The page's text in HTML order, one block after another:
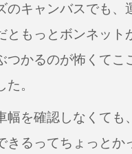
のキャンバスでも、
ともっとボンネット
つかるのが怖くてこ
。
幅を確認しなくても
きるってちょっとか